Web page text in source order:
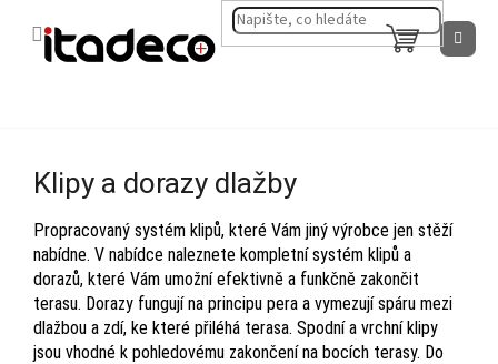
NÁKUPNÍ
KOŠÍK
Klipy a dorazy dlažby
Propracovaný systém klipů, které Vám jiný výrobce jen stěží
nabídne. V nabídce naleznete kompletní systém klipů a
dorazů, které Vám umožní efektivně a funkčně zakončit
terasu. Dorazy fungují na principu pera a vymezují spáru mezi
dlažbou a zdí, ke které přiléhá terasa. Spodní a vrchní klipy
jsou vhodné k pohledovému zakončení na bocích terasy. Do